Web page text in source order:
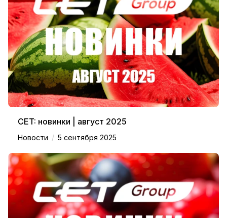
CET: новинки | август 2025
Новости / 5 сентября 2025